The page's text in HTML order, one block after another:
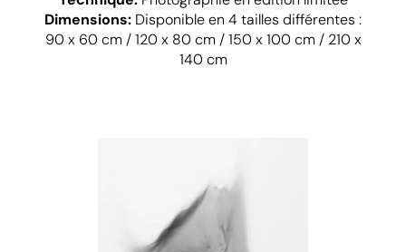
Dimensions: Disponible en 4 tailles différentes :
90 x 60 cm / 120 x 80 cm / 150 x 100 cm / 210 x
140 cm